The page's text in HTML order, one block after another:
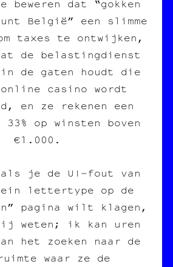
beweren dat “gokken
België” een slimme
taxes te ontwijken,
de belastingdienst
de gaten houdt die
casino wordt
en ze rekenen een
op winsten boven
€1.000.
je de UI‑fout van
lettertype op de
pagina wilt klagen,
weten; ik kan uren
het zoeken naar de
waar ze de